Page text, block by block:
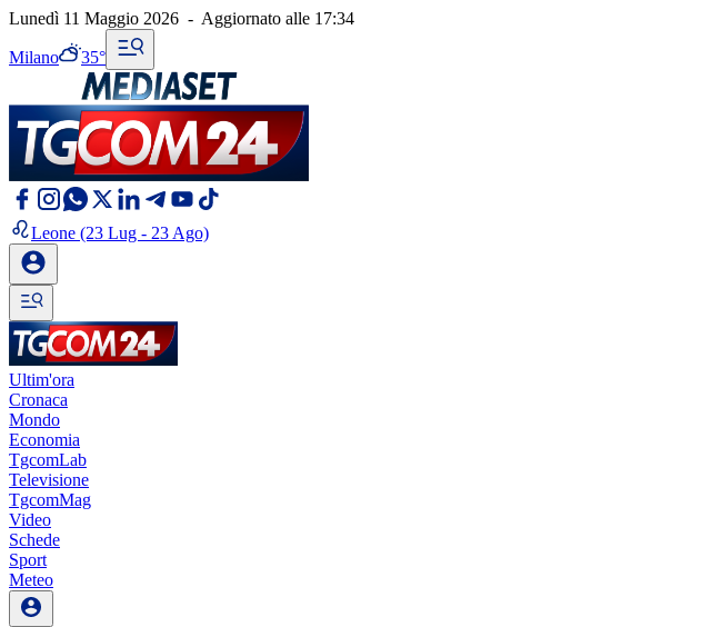
Lunedì 11 Maggio 2026 - Aggiornato alle 17:34
Milano 35°
Leone (23 Lug - 23 Ago)
Ultim'ora
Cronaca
Mondo
Economia
TgcomLab
Televisione
TgcomMag
Video
Schede
Sport
Meteo